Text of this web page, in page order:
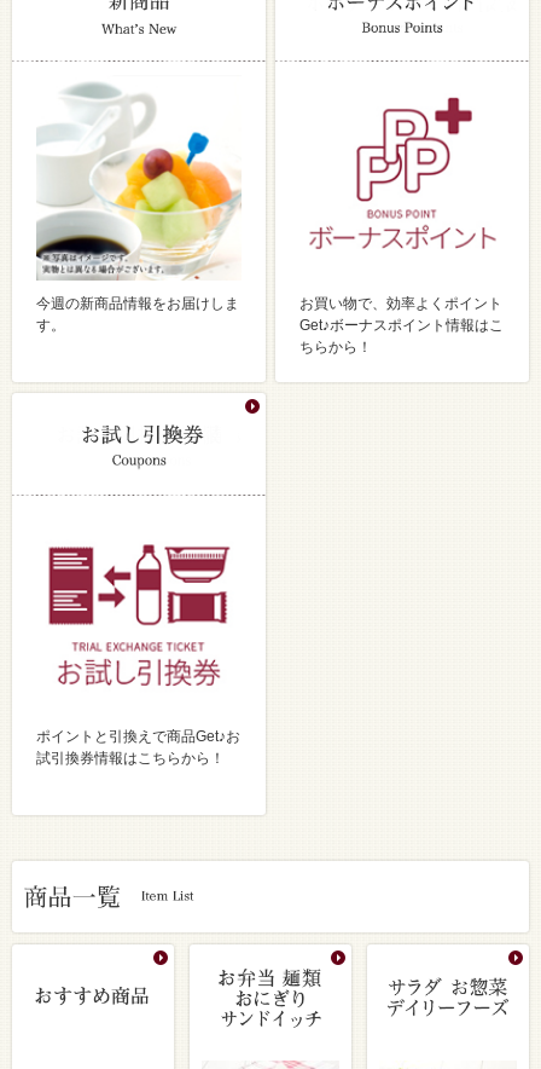
今週の新商品情報をお届けしま
す。
お買い物で、効率よくポイント
Get♪ボーナスポイント情報はこ
ちらから！
ポイントと引換えで商品Get♪お
試引換券情報はこちらから！